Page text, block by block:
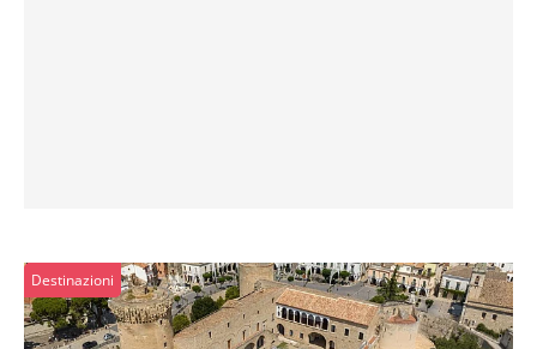
Destinazioni